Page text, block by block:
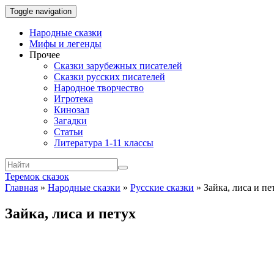
Toggle navigation
Народные сказки
Мифы и легенды
Прочее
Сказки зарубежных писателей
Сказки русских писателей
Народное творчество
Игротека
Кинозал
Загадки
Статьи
Литература 1-11 классы
Теремок сказок
Главная » Народные сказки » Русские сказки » Зайка, лиса и
Зайка, лиса и петух